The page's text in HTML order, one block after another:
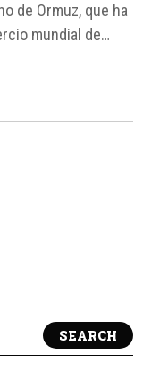
de Ormuz, que ha
mundial de
mundial de
SEARCH